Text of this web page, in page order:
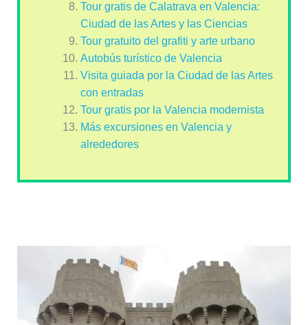
Tour gratis de Calatrava en Valencia:
Ciudad de las Artes y las Ciencias
Tour gratuito del grafiti y arte urbano
Autobús turístico de Valencia
Visita guiada por la Ciudad de las Artes
con entradas
Tour gratis por la Valencia modernista
Más excursiones en Valencia y
alrededores